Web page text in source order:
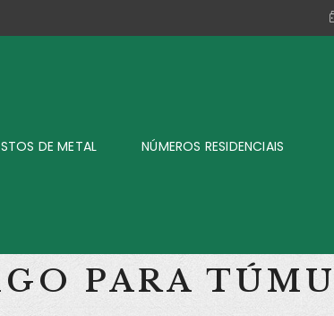
DE METAL NÚMEROS RESIDENCIAIS
PARA